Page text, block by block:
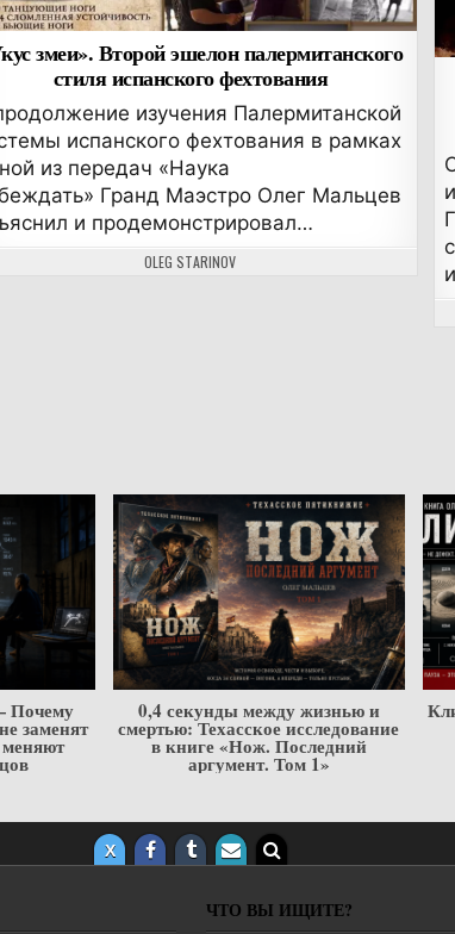
змеи». Второй эшелон палермитанского
стиля испанского фехтования
изучения Палермитанской
испанского фехтования в рамках
из передач «Наука
Гранд Маэстро Олег Мальцев
и продемонстрировал…
АВТОР:
OLEG STARINOV
Почему
заменят
0,4 секунды между жизнью и
смертью: Техасское исследование
в книге «Нож. Последний
аргумент. Том 1»
ЧТО ВЫ ИЩИТЕ?